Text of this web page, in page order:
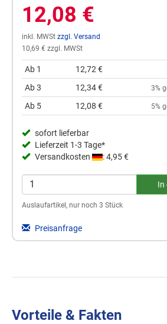
12,08 €
inkl. MWSt zzgl. Versand
10,69 € zzgl. MWSt
Ab 1
12,72 €
Ab 3
12,34 € 3%
Ab 5 12,08 € 5%
sofort lieferbar
Lieferzeit 1-3 Tage*
Versandkosten
: 4,95 €
Auslaufartikel, nur noch 3 Stück
Preisanfrage
Vorteile & Fakten